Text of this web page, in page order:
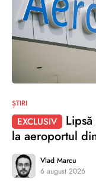
ȘTIRI
EXCLUSIV
la aeroportul
Vlad Marcu
6 august 2026